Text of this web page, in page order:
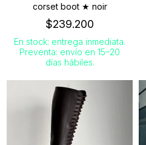
corset boot ★ noir
$239.200
En stock: entrega inmediata.
Preventa: envío en 15–20
días hábiles.